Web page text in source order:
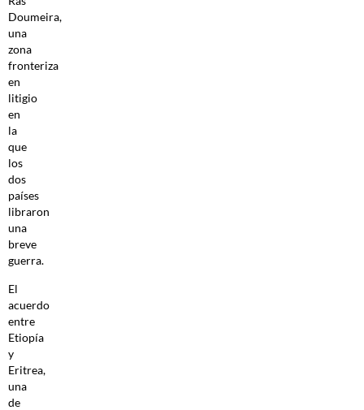
Doumeira,
una
zona
fronteriza
en
litigio
en
la
que
los
dos
países
libraron
una
breve
guerra.
El
acuerdo
entre
Etiopía
y
Eritrea,
una
de